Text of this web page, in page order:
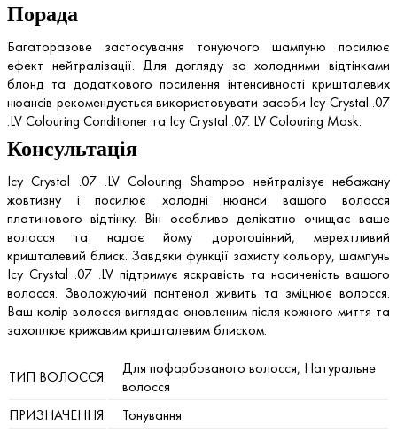
Порада
Багаторазове застосування тонуючого шампуню посилює
ефект нейтралізації. Для догляду за холодними відтінками
блонд та додаткового посилення інтенсивності кришталевих
нюансів рекомендується використовувати засоби Icy Crystal .07
.LV Colouring Conditioner та Icy Crystal .07. LV Colouring Mask.
Консультація
Icy Crystal .07 .LV Colouring Shampoo нейтралізує небажану
жовтизну і посилює холодні нюанси вашого волосся
платинового відтінку. Він особливо делікатно очищає ваше
волосся та надає йому дорогоцінний, мерехтливий
кришталевий блиск. Завдяки функції захисту кольору, шампунь
Icy Crystal .07 .LV підтримує яскравість та насиченість вашого
волосся. Зволожуючий пантенол живить та зміцнює волосся.
Ваш колір волосся виглядає оновленим після кожного миття та
захоплює крижавим кришталевим блиском.
ТИП ВОЛОССЯ:
Для пофарбованого волосся, Натуральне
волосся
ПРИЗНАЧЕННЯ:
Тонування